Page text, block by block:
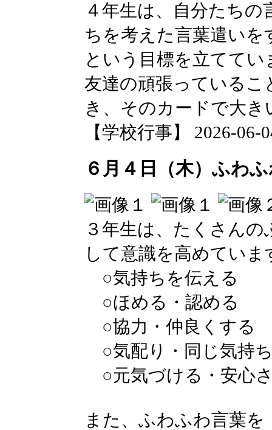
４年生は、自分たち
ちを考えた言葉遣い
という目標を立てて
友達の頑張っている
き、そのカードで大
【学校行事】 2026-06-
６月４日（木）ふわ
３年生は、たくさん
して意識を高めていま
○気持ちを伝える
○ほめる・認める
○協力・仲良くする
○気配り・同じ気持
○元気づける・安心
また、ふわふわ言葉